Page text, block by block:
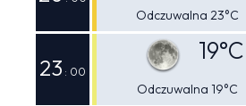
Odczuwalna 23°C
23 : 00
19°C
Odczuwalna 19°C